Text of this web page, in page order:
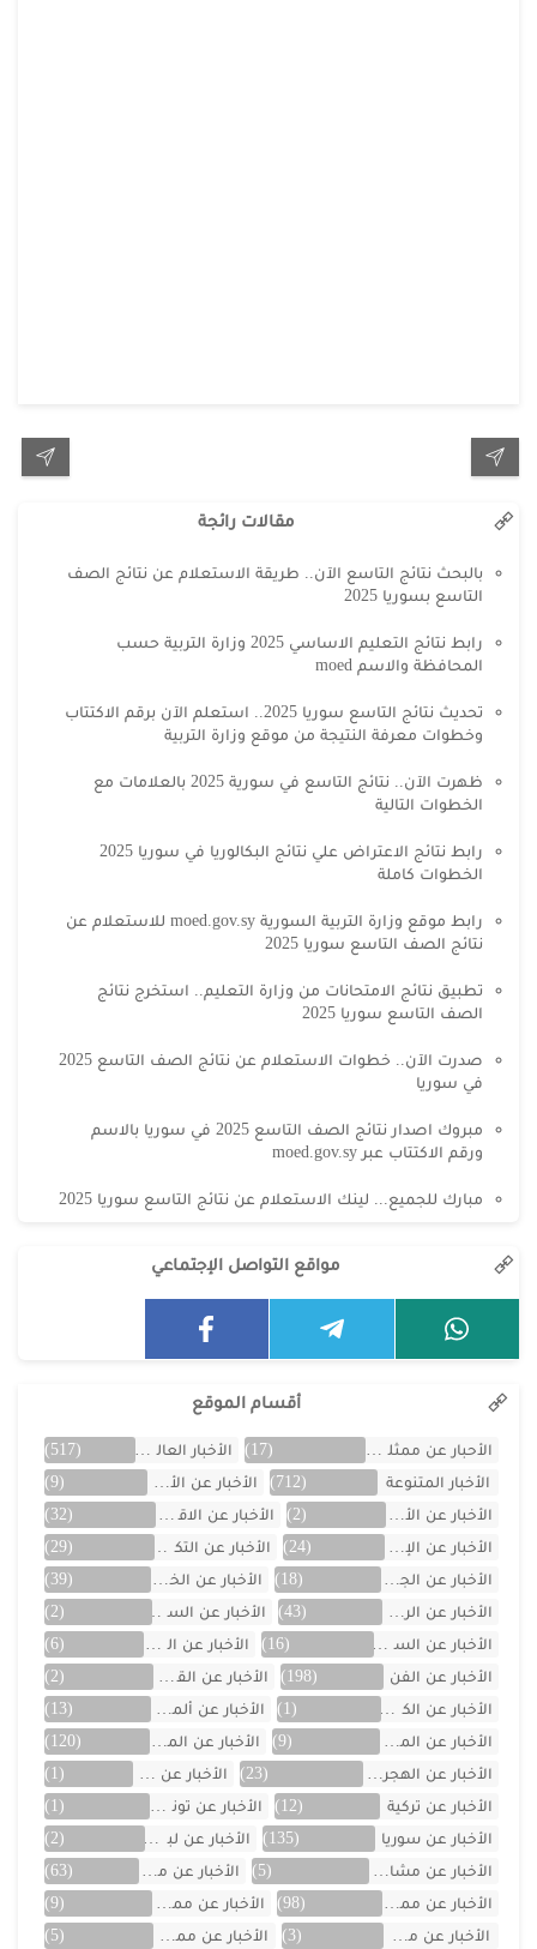
مقالات رائجة
بالبحث نتائج التاسع الآن.. طريقة الاستعلام عن نتائج الصف
التاسع بسوريا 2025
رابط نتائج التعليم الاساسي 2025 وزارة التربية حسب
المحافظة والاسم moed
تحديث نتائج التاسع سوريا 2025.. استعلم الآن برقم الاكتتاب
وخطوات معرفة النتيجة من موقع وزارة التربية
ظهرت الآن.. نتائج التاسع في سورية 2025 بالعلامات مع
الخطوات التالية
رابط نتائج الاعتراض علي نتائج البكالوريا في سوريا 2025
الخطوات كاملة
رابط موقع وزارة التربية السورية moed.gov.sy للاستعلام عن
نتائج الصف التاسع سوريا 2025
تطبيق نتائج الامتحانات من وزارة التعليم.. استخرج نتائج
الصف التاسع سوريا 2025
صدرت الآن.. خطوات الاستعلام عن نتائج الصف التاسع 2025
في سوريا
مبروك اصدار نتائج الصف التاسع 2025 في سوريا بالاسم
ورقم الاكتتاب عبر moed.gov.sy
مبارك للجميع... لينك الاستعلام عن نتائج التاسع سوريا 2025
مواقع التواصل الإجتماعي
أقسام الموقع
الأحبار عن ممثلين الخليج (17) الأخبار العالمية
(517)
الأخبار المتنوعة
(712) الأخبار عن الأردن
(9)
الأخبار عن الأفلام
(2) الأخبار عن الاقتصاد
(32)
الأخبار عن الإمارات
(24) الأخبار عن التكنولوجيا
(29)
الأخبار عن الجزائر
(18) الأخبار عن الخليج
(39)
الأخبار عن الرياضة
(43) الأخبار عن السعودية
(2)
الأخبار عن السيارات
(16) الأخبار عن العراق
(6)
الأخبار عن الفن
(198) الأخبار عن القصص
(2)
الأخبار عن الكويت
(1) الأخبار عن ألمانيا
(13)
الأخبار عن المسلسلات
(9) الأخبار عن المشاهير
(120)
الأخبار عن الهجرة والسفر
(23) الأخبار عن اليمن
(1)
الأخبار عن تركية
(12) الأخبار عن تونس
(1)
الأخبار عن سوريا
(135) الأخبار عن لبنان
(2)
الأخبار عن مشاهر الهند
(5) الأخبار عن مصر
(63)
الأخبار عن ممثلين اتراك
(98) الأخبار عن ممثلين الأجانب
(9)
الأخبار عن ممثلين الأردن
(3) الأخبار عن ممثلين المغرب (5)